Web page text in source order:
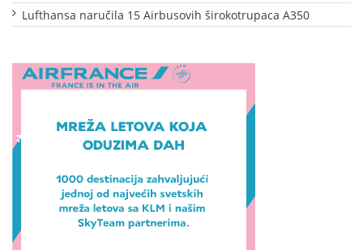
Lufthansa naručila 15 Airbusovih širokotrupaca A350